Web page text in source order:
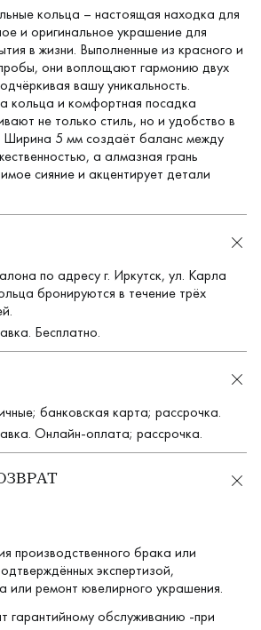
кольца – настоящая находка для
и оригинальное украшение для
в жизни. Выполненные из красного и
они воплощают гармонию двух
вашу уникальность.
кольца и комфортная посадка
не только стиль, но и удобство в
Ширина 5 мм создаёт баланс между
а алмазная грань
сияние и акцентирует детали
по адресу г. Иркутск, ул. Карла
бронируются в течение трёх
Бесплатно.
банковская карта; рассрочка.
Онлайн-оплата; рассрочка.
производственного брака или
экспертизой,
или ремонт ювелирного украшения.
гарантийному обслуживанию -при